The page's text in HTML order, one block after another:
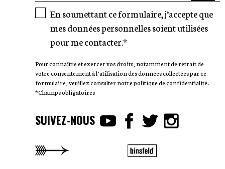
En soumettant ce formulaire, j’accepte que
mes données personnelles soient utilisées
pour me contacter.*
Pour connaître et exercer vos droits, notamment de retrait de
votre consentement à l’utilisation des données collectées par ce
formulaire, veuillez consulter notre politique de confidentialité.
*Champs obligatoires
SUIVEZ-NOUS